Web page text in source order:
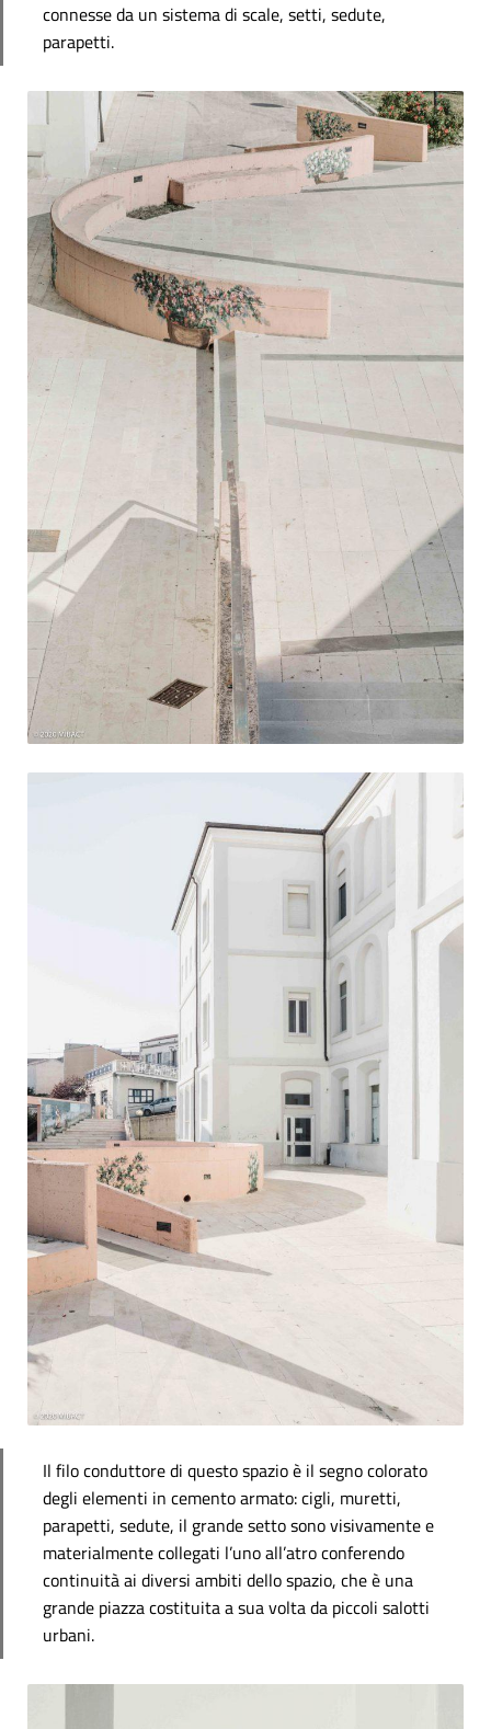
connesse da un sistema di scale, setti, sedute,
parapetti.
Il filo conduttore di questo spazio è il segno colorato
degli elementi in cemento armato: cigli, muretti,
parapetti, sedute, il grande setto sono visivamente e
materialmente collegati l’uno all’atro conferendo
continuità ai diversi ambiti dello spazio, che è una
grande piazza costituita a sua volta da piccoli salotti
urbani.